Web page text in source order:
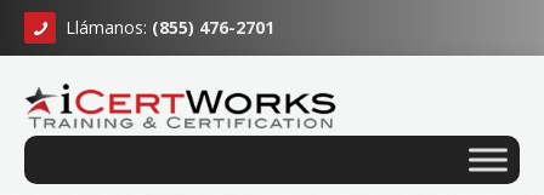
Llámanos: (855) 476-2701